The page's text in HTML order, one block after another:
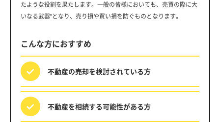
たような役割を果たします。一般の皆様においても、売買の際に大
いなる武器”となり、売り損や買い損を防ぐものとなります。
こんな方におすすめ
不動産の売却を検討されている方
不動産を相続する可能性がある方